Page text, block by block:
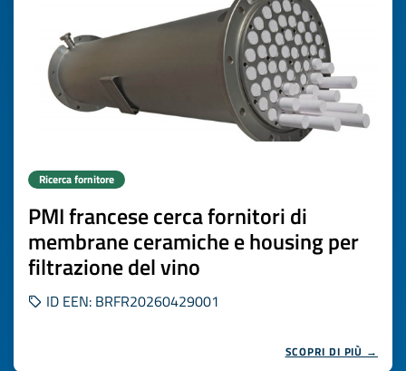
Ricerca fornitore
PMI francese cerca fornitori di
membrane ceramiche e housing per
filtrazione del vino
ID EEN: BRFR20260429001
SCOPRI DI PIÙ →